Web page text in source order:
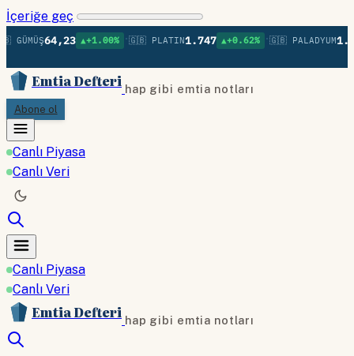
İçeriğe geç
64,23 ▲+1.00% •🇬🇧 PLATIN1.747 ▲+0.62% •🇬🇧 PALADYUM
Emtia Defteri hap gibi emtia notları
Abone ol
Canlı Piyasa
Canlı Veri
Canlı Piyasa
Canlı Veri
Emtia Defteri hap gibi emtia notları